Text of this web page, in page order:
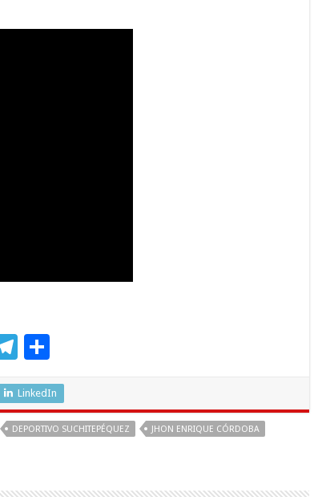
T
e
gr
C
m
p
LinkedIn
DEPORTIVO SUCHITEPÉQUEZ
JHON ENRIQUE CÓRDOBA